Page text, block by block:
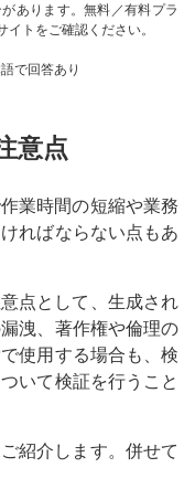
あります。無料／有料プラ
トをご確認ください。
で回答あり
意点
業時間の短縮や業務
ればならない点もあ
点として、生成され
洩、著作権や倫理の
使用する場合も、検
いて検証を行うこと
紹介します。併せて